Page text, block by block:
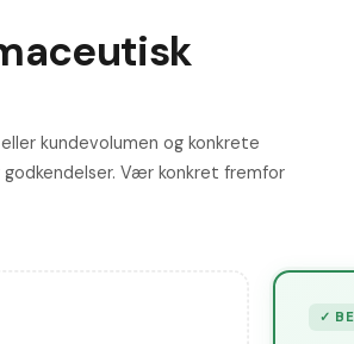
kundevolumen og konkrete
Vær konkret fremfor
✓